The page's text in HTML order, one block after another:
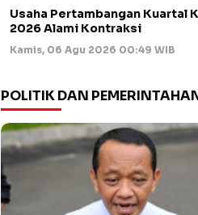
Usaha Pertambangan Kuartal
2026 Alami Kontraksi
Kamis, 06 Agu 2026 00:49 WIB
POLITIK DAN